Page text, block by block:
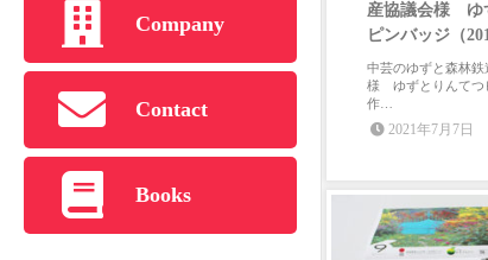
Company
Contact
Books
産協議会様 ゆ
ピンバッジ（
中芸のゆずと森林
様 ゆずとりんてつ
作…
2021年7月7日